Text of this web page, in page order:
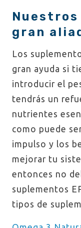
gran
Los
gran ayuda si
introducir el
tendrás un
nutrientes
como puede
impulso y los
mejorar tu
entonces no
suplementos
tipos de